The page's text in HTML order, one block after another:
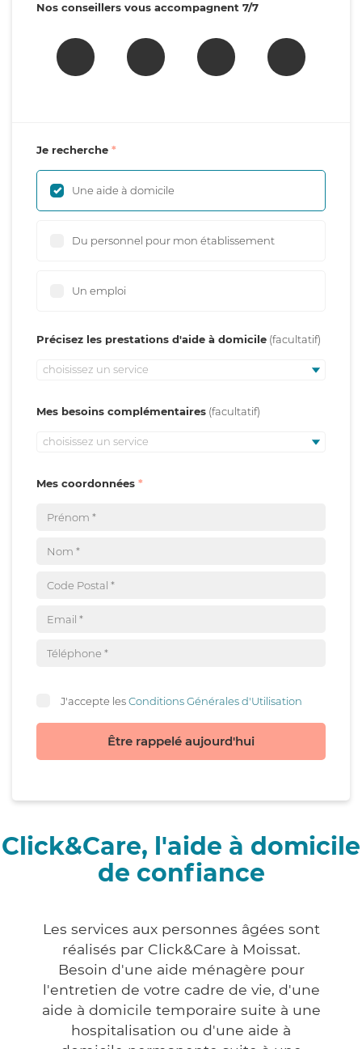
Nos conseillers vous accompagnent 7/7
Je recherche
Une aide à domicile
Du personnel pour mon établissement
Un emploi
Précisez les prestations d'aide à domicile
choisissez un service
Mes besoins complémentaires
choisissez un service
Mes coordonnées
J'accepte lesConditions Générales d'Utilisation
Être rappelé aujourd'hui
Click&Care, l'aide à domicile
de confiance
Les services aux personnes âgées sont
réalisés par Click&Care à Moissat.
Besoin d'une aide ménagère pour
l'entretien de votre cadre de vie, d'une
aide à domicile temporaire suite à une
hospitalisation ou d'une aide à